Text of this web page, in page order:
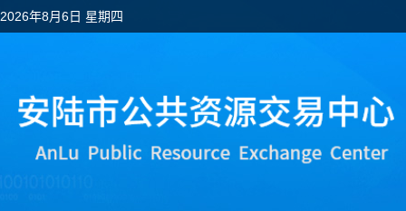
2026年8月6日 星期四